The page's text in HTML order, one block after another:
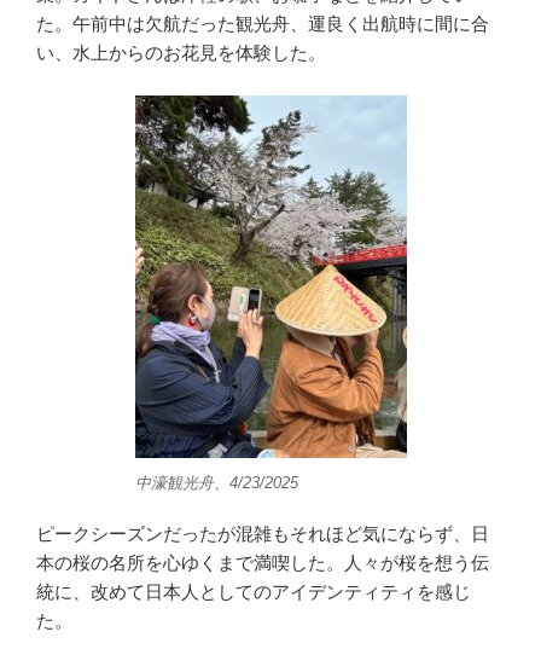
た。午前中は欠航だった観光舟、運良く出航時に間に合
い、水上からのお花見を体験した。
中濠観光舟、4/23/2025
ピークシーズンだったが混雑もそれほど気にならず、日
本の桜の名所を心ゆくまで満喫した。人々が桜を想う伝
統に、改めて日本人としてのアイデンティティを感じ
た。